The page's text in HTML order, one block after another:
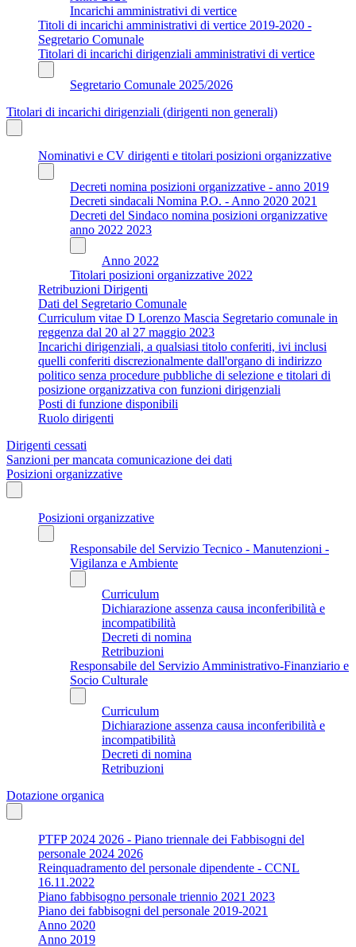
Incarichi amministrativi di vertice
Titoli di incarichi amministrativi di vertice 2019-2020 -
Segretario Comunale
Titolari di incarichi dirigenziali amministrativi di vertice
Segretario Comunale 2025/2026
Titolari di incarichi dirigenziali (dirigenti non generali)
Nominativi e CV dirigenti e titolari posizioni organizzative
Decreti nomina posizioni organizzative - anno 2019
Decreti sindacali Nomina P.O. - Anno 2020 2021
Decreti del Sindaco nomina posizioni organizzative
anno 2022 2023
Anno 2022
Titolari posizioni organizzative 2022
Retribuzioni Dirigenti
Dati del Segretario Comunale
Curriculum vitae D Lorenzo Mascia Segretario comunale in
reggenza dal 20 al 27 maggio 2023
Incarichi dirigenziali, a qualsiasi titolo conferiti, ivi inclusi
quelli conferiti discrezionalmente dall'organo di indirizzo
politico senza procedure pubbliche di selezione e titolari di
posizione organizzativa con funzioni dirigenziali
Posti di funzione disponibili
Ruolo dirigenti
Dirigenti cessati
Sanzioni per mancata comunicazione dei dati
Posizioni organizzative
Posizioni organizzative
Responsabile del Servizio Tecnico - Manutenzioni -
Vigilanza e Ambiente
Curriculum
Dichiarazione assenza causa inconferibilità e
incompatibilità
Decreti di nomina
Retribuzioni
Responsabile del Servizio Amministrativo-Finanziario e
Socio Culturale
Curriculum
Dichiarazione assenza causa inconferibilità e
incompatibilità
Decreti di nomina
Retribuzioni
Dotazione organica
PTFP 2024 2026 - Piano triennale dei Fabbisogni del
personale 2024 2026
Reinquadramento del personale dipendente - CCNL
16.11.2022
Piano fabbisogno personale triennio 2021 2023
Piano dei fabbisogni del personale 2019-2021
Anno 2020
Anno 2019